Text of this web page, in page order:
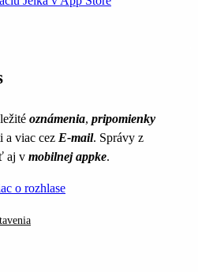
oznámenia, pripomienky
a viac cez E-mail. Správy z
aj v mobilnej appke.
o rozhlase